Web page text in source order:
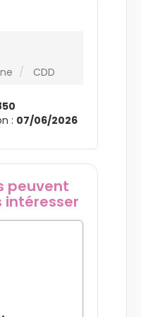
CDD
: 07/06/2026
peuvent
intéresser